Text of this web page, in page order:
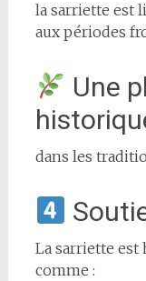
la sarriette est
aux périodes
Une
dans les
La sarriette est
comme :